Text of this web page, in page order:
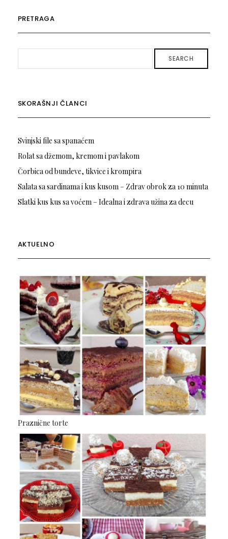
PRETRAGA
SEARCH
SKORAŠNJI ČLANCI
Svinjski file sa spanaćem
Rolat sa džemom, kremom i pavlakom
Čorbica od bundeve, tikvice i krompira
Salata sa sardinama i kus kusom – Zdrav obrok za 10 minuta
Slatki kus kus sa voćem – Idealna i zdrava užina za decu
AKTUELNO
Praznične torte